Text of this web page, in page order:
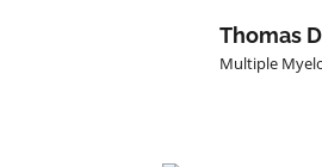
Thomas
Multiple